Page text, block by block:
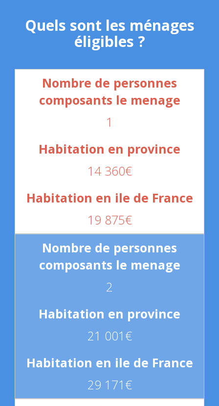
Quels sont les ménages
éligibles ?
1
14 360€
19 875€
2
21 001€
29 171€